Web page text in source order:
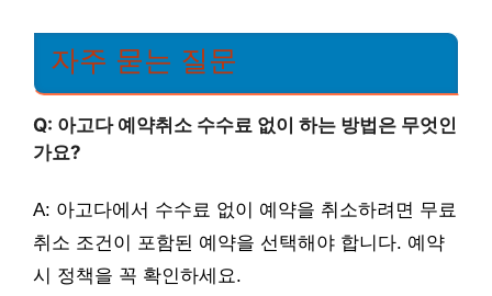
자주 묻는 질문
Q: 아고다 예약취소 수수료 없이 하는 방법은 무엇인
가요?
A: 아고다에서 수수료 없이 예약을 취소하려면 무료
취소 조건이 포함된 예약을 선택해야 합니다. 예약
시 정책을 꼭 확인하세요.